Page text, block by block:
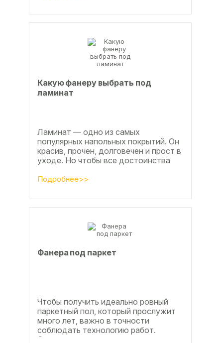
Какую фанеру выбрать под
ламинат
Ламинат — одно из самых
популярных напольных покрытий. Он
красив, прочен, долговечен и прост в
уходе. Но чтобы все достоинства
раскрылись, важно...
Подробнее>>
Фанера под паркет
Чтобы получить идеально ровный
паркетный пол, который прослужит
много лет, важно в точности
соблюдать технологию работ.
Сегодня одним из самых простых и